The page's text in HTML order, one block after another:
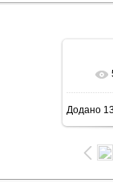
Додано